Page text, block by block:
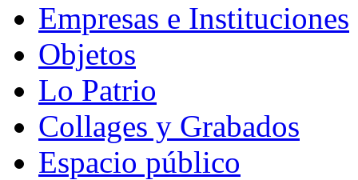
Empresas e Instituciones
Objetos
Lo Patrio
Collages y Grabados
Espacio público